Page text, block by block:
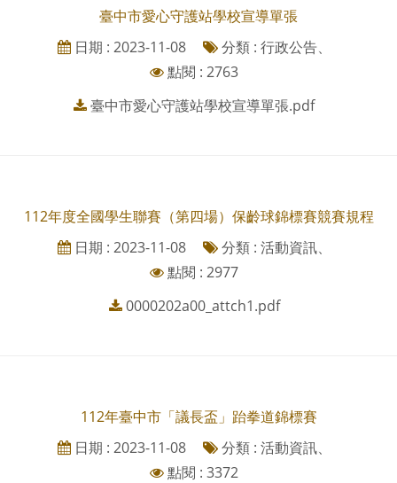
臺中市愛心守護站學校宣導單張
日期 : 2023-11-08
分類 : 行政公告、
點閱 : 2763
臺中市愛心守護站學校宣導單張.pdf
112年度全國學生聯賽（第四場）保齡球錦標賽競賽規程
日期 : 2023-11-08
分類 : 活動資訊、
點閱 : 2977
0000202a00_attch1.pdf
112年臺中市「議長盃」跆拳道錦標賽
日期 : 2023-11-08
分類 : 活動資訊、
點閱 : 3372